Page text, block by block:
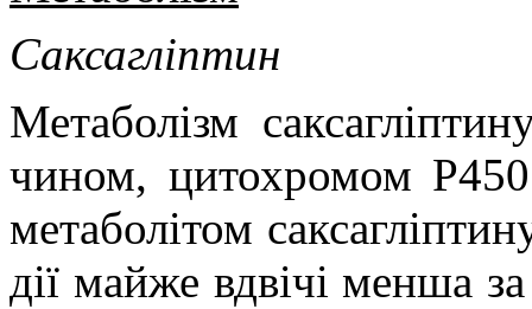
Саксагліптин
Метаболізм
чином, цитохромом
метаболітом
дії майже вдвічі менша